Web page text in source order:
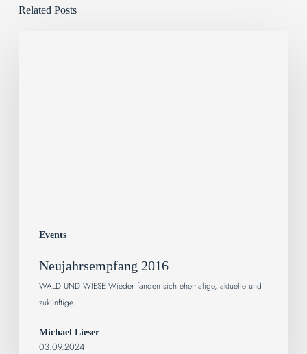
Related Posts
Events
Neujahrsempfang 2016
WALD UND WIESE Wieder fanden sich ehemalige, aktuelle und
zukünftige…
Michael Lieser
03.09.2024